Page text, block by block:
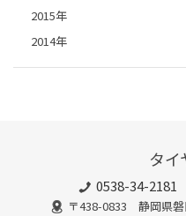
2015年
2014年
タイ
0538-34-2181
〒438-0833 静岡県磐